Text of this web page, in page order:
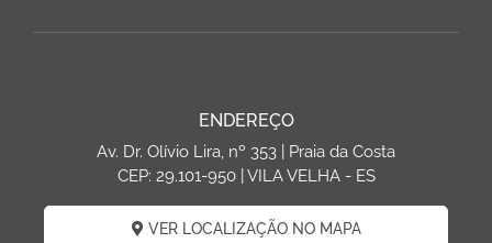
ENDEREÇO
Av. Dr. Olívio Lira, nº 353 | Praia da Costa
CEP: 29.101-950 | VILA VELHA - ES
VER LOCALIZAÇÃO NO MAPA